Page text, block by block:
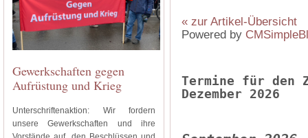
Gewerkschaften gegen
Aufrüstung und Krieg
Unterschriftenaktion: Wir fordern
unsere Gewerkschaften und ihre
« zur Artikel-Übersicht
Powered by
Termine für den
Dezember 2026